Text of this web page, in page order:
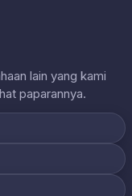
lain yang kami
paparannya.